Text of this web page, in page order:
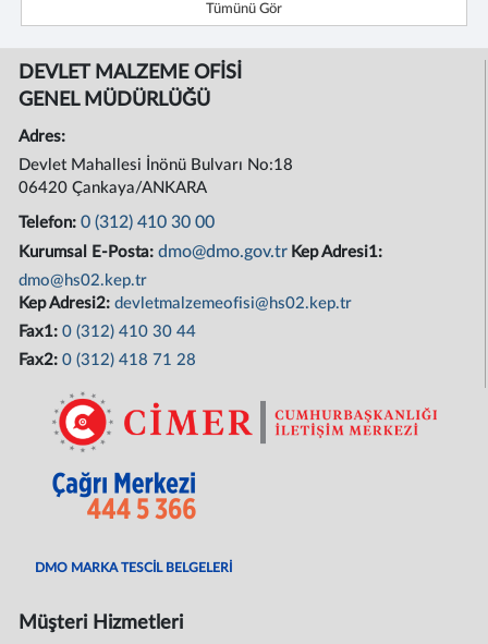
Tümünü Gör
DEVLET MALZEME OFİSİ
GENEL MÜDÜRLÜĞÜ
Adres:
Devlet Mahallesi İnönü Bulvarı No:18
06420 Çankaya/ANKARA
Telefon:0 (312) 410 30 00
Kurumsal E-Posta:dmo@dmo.gov.tr Kep Adresi1:
dmo@hs02.kep.tr
Kep Adresi2:devletmalzemeofisi@hs02.kep.tr
Fax1:0 (312) 410 30 44
Fax2:0 (312) 418 71 28
DMO MARKA TESCİL BELGELERİ
Müşteri Hizmetleri